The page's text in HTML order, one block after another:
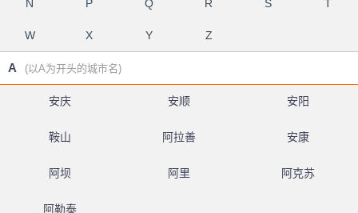
N P Q R S T
W X Y Z
A (以A为开头的城市名)
安庆 安顺 安阳
鞍山 阿拉善 安康
阿坝 阿里 阿克苏
阿勒泰